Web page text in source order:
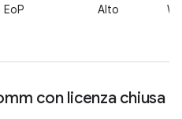
EoP Alto
con licenza chiusa